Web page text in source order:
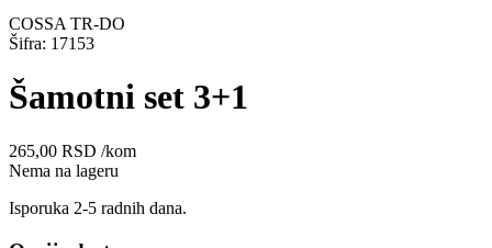
COSSA TR-DO
Šifra: 17153
Šamotni set 3+1
265,00 RSD /kom
Nema na lageru
Isporuka 2-5 radnih dana.